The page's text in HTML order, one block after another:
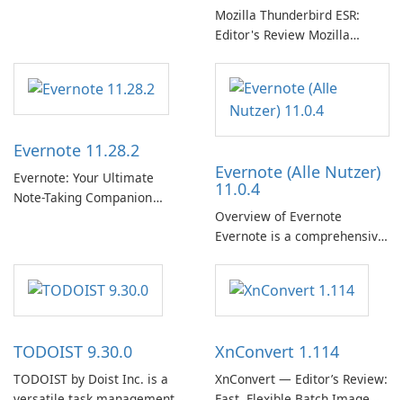
Mozilla Thunderbird ESR:
Editor's Review Mozilla
Support Release) is the long-
term support channel of the
Thunderbird desktop email
client designed for
need predictable …
Evernote 11.28.2
Evernote: Your Ultimate
Note-Taking Companion
helps users capture ideas,
organize to-do lists, and keep
track of important
Evernote (Alle Nutzer)
11.0.4
Overview of Evernote
Evernote is a comprehensive
software designed to help
users capture, organize, and
access information across
TODOIST 9.30.0
TODOIST by Doist Inc. is a
XnConvert 1.114
XnConvert — Editor’s Review: